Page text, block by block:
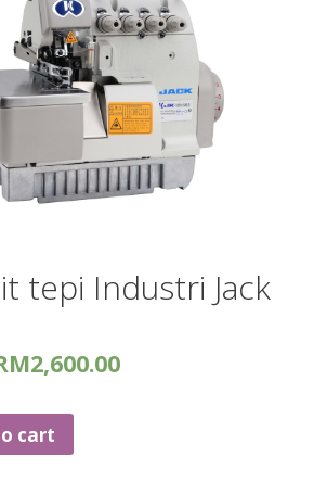
tepi Industri Jack
2,600.00
cart